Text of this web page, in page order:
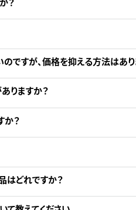
ですが、価格を抑える方法はあり
りますか？
か？
はどれですか？